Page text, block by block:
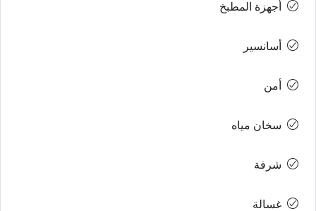
أجهزة المطبخ
أسانسير
أمن
سخان مياه
شرفة
غسالة